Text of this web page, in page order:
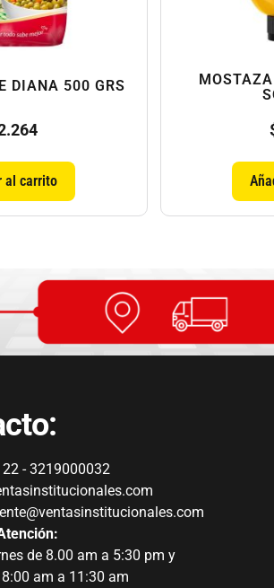
DIANA 500 GRS
al carrito
- 3219000032
de 8.00 am a 5:30 pm y
am a 11:30 am